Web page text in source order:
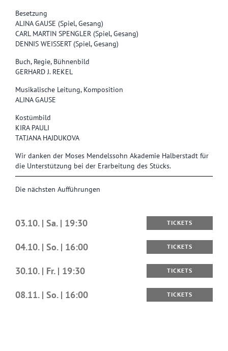
Besetzung
ALINA GAUSE (Spiel, Gesang)
CARL MARTIN SPENGLER (Spiel, Gesang)
DENNIS WEISSERT (Spiel, Gesang)
Buch, Regie, Bühnenbild
GERHARD J. REKEL
Musikalische Leitung, Komposition
ALINA GAUSE
Kostümbild
KIRA PAULI
TATJANA HAJDUKOVA
Wir danken der Moses Mendelssohn Akademie Halberstadt für
die Unterstützung bei der Erarbeitung des Stücks.
Die nächsten Aufführungen
03.10. | Sa. | 19:30 TICKETS
04.10. | So. | 16:00 TICKETS
30.10. | Fr. | 19:30 TICKETS
08.11. | So. | 16:00 TICKETS